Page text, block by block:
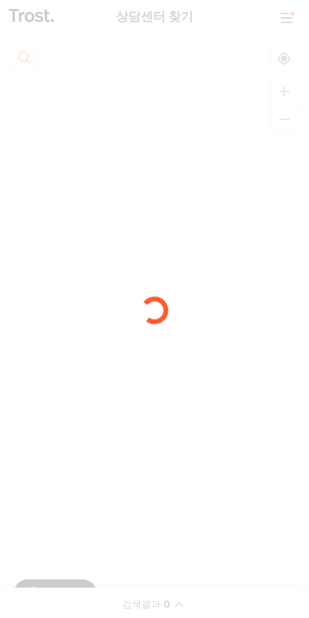
상담센터 찾기
검색결과 0